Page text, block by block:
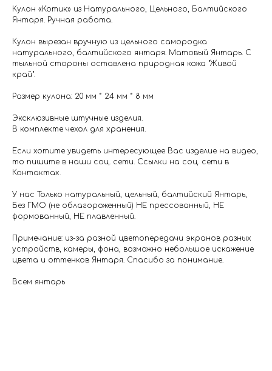
Кулон «Котик» из Натурального, Цельного, Балтийского
Янтаря. Ручная работа.
Кулон вырезан вручную из цельного самородка
натурального, балтийского янтаря. Матовый Янтарь. С
тыльной стороны оставлена природная кожа "Живой
край".
Размер кулона: 20 мм * 24 мм * 8 мм
Эксклюзивные штучные изделия.
В комплекте чехол для хранения.
Если хотите увидеть интересующее Вас изделие на видео,
то пишите в наши соц. сети. Ссылки на соц. сети в
Контактах.
У нас Только натуральный, цельный, балтийский Янтарь,
Без ГМО (не облагороженный) НЕ прессованный, НЕ
формованный, НЕ плавленный.
Примечание: из-за разной цветопередачи экранов разных
устройств, камеры, фона, возможно небольшое искажение
цвета и оттенков Янтаря. Спасибо за понимание.
Всем янтарь